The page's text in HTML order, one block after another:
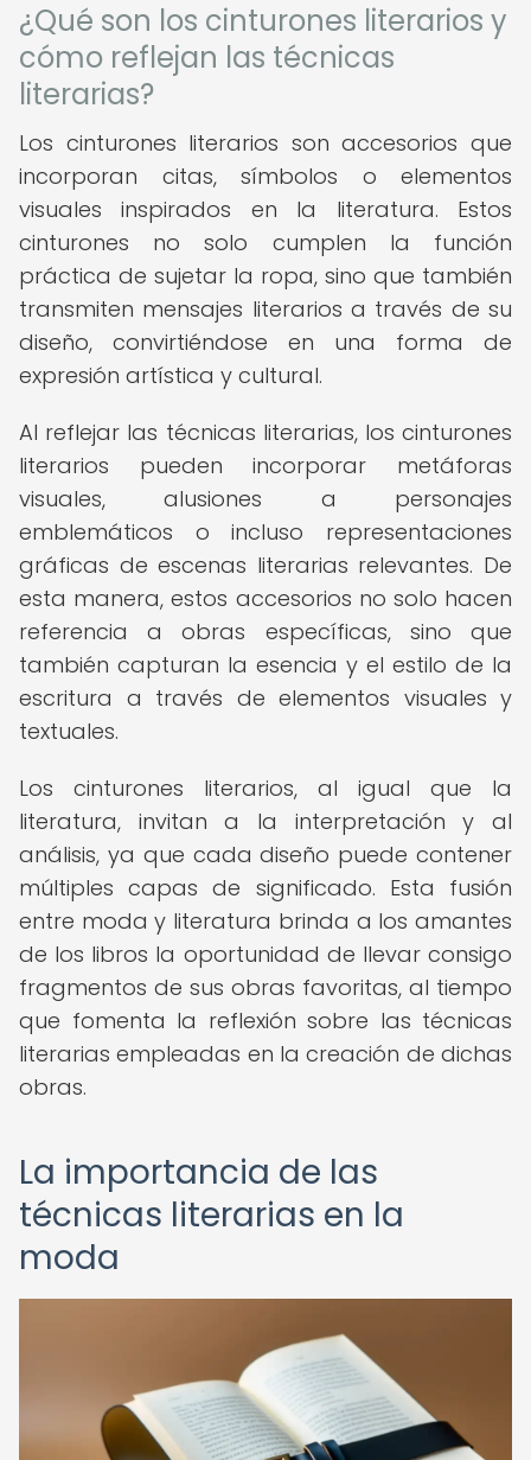
¿Qué son los cinturones literarios y
cómo reflejan las técnicas
literarias?
Los cinturones literarios son accesorios que
incorporan citas, símbolos o elementos
visuales inspirados en la literatura. Estos
cinturones no solo cumplen la función
práctica de sujetar la ropa, sino que también
transmiten mensajes literarios a través de su
diseño, convirtiéndose en una forma de
expresión artística y cultural.
Al reflejar las técnicas literarias, los cinturones
literarios pueden incorporar metáforas
visuales, alusiones a personajes
emblemáticos o incluso representaciones
gráficas de escenas literarias relevantes. De
esta manera, estos accesorios no solo hacen
referencia a obras específicas, sino que
también capturan la esencia y el estilo de la
escritura a través de elementos visuales y
textuales.
Los cinturones literarios, al igual que la
literatura, invitan a la interpretación y al
análisis, ya que cada diseño puede contener
múltiples capas de significado. Esta fusión
entre moda y literatura brinda a los amantes
de los libros la oportunidad de llevar consigo
fragmentos de sus obras favoritas, al tiempo
que fomenta la reflexión sobre las técnicas
literarias empleadas en la creación de dichas
obras.
La importancia de las
técnicas literarias en la
moda